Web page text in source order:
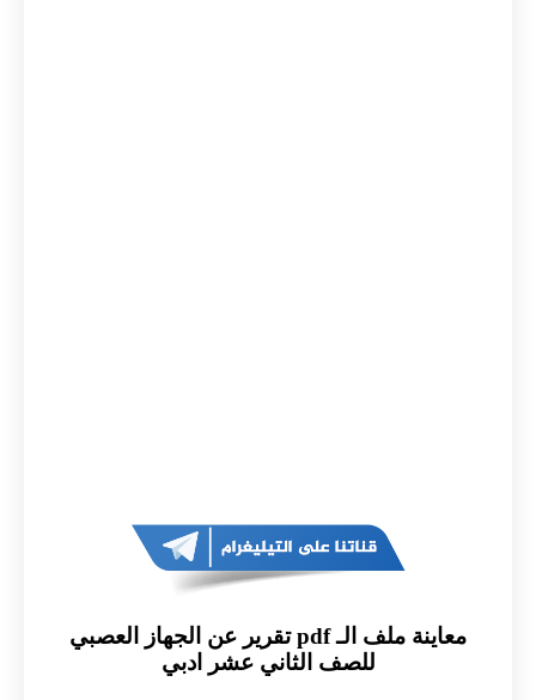
معاينة ملف الـ pdf تقرير عن الجهاز العصبي
للصف الثاني عشر ادبي